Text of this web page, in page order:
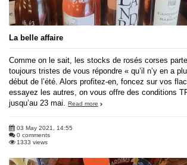
La belle affaire
Comme on le sait, les stocks de rosés corses
toujours tristes de vous répondre « qu’il n’y en a
début de l’été. Alors profitez-en, foncez sur vos
essayez les autres, on vous offre des conditions
jusqu’au 23 mai.
Read more
03 May 2021, 14:55
0 comments
1333 views